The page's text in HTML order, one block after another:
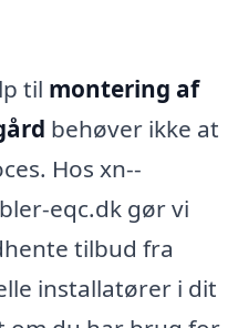
til montering af
behøver ikke at
Hos xn--
eqc.dk gør vi
tilbud fra
installatører i dit